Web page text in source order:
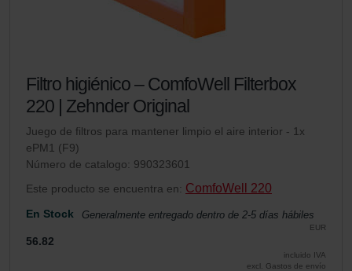
Filtro higiénico – ComfoWell Filterbox
220 | Zehnder Original
Juego de filtros para mantener limpio el aire interior - 1x
ePM1 (F9)
Número de catalogo: 990323601
Este producto se encuentra en: ComfoWell 220
En Stock Generalmente entregado dentro de 2-5 días hábiles
EUR
56.82
incluido IVA
excl. Gastos de envío